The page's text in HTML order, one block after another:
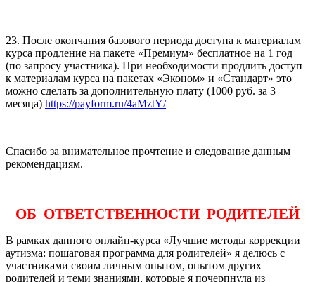
23. После окончания базового периода доступа к материалам
курса продление на пакете «Премиум» бесплатное на 1 год
(по запросу участника). При необходимости продлить доступ
к материалам курса на пакетах «Эконом» и «Стандарт» это
можно сделать за дополнительную плату (1000 руб. за 3
месяца) https://payform.ru/4aMztY/
Спасибо за внимательное прочтение и следование данным
рекомендациям.
ОБ ОТВЕТСТВЕННОСТИ РОДИТЕЛЕЙ
В рамках данного онлайн-курса «Лучшие методы коррекции
аутизма: пошаговая программа для родителей» я делюсь с
участниками своим личным опытом, опытом других
родителей и теми знаниями, которые я почерпнула из